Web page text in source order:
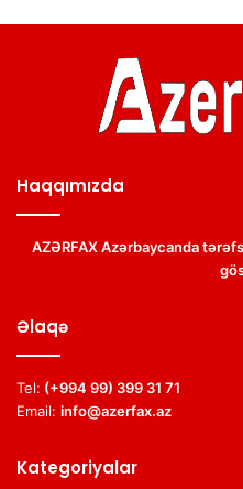
Haqqımızda
AZƏRFAX Azərbaycanda
Əlaqə
Tel: (+994 99) 399 31 71
Email: info@azerfax.az
Kategoriyalar